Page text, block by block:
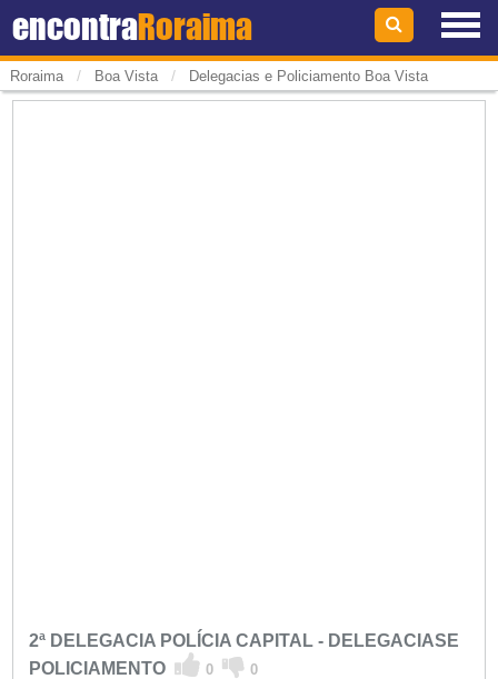
encontraRoraima
Roraima / Boa Vista / Delegacias e Policiamento Boa Vista
2ª DELEGACIA POLÍCIA CAPITAL - DELEGACIASE
POLICIAMENTO
0 0